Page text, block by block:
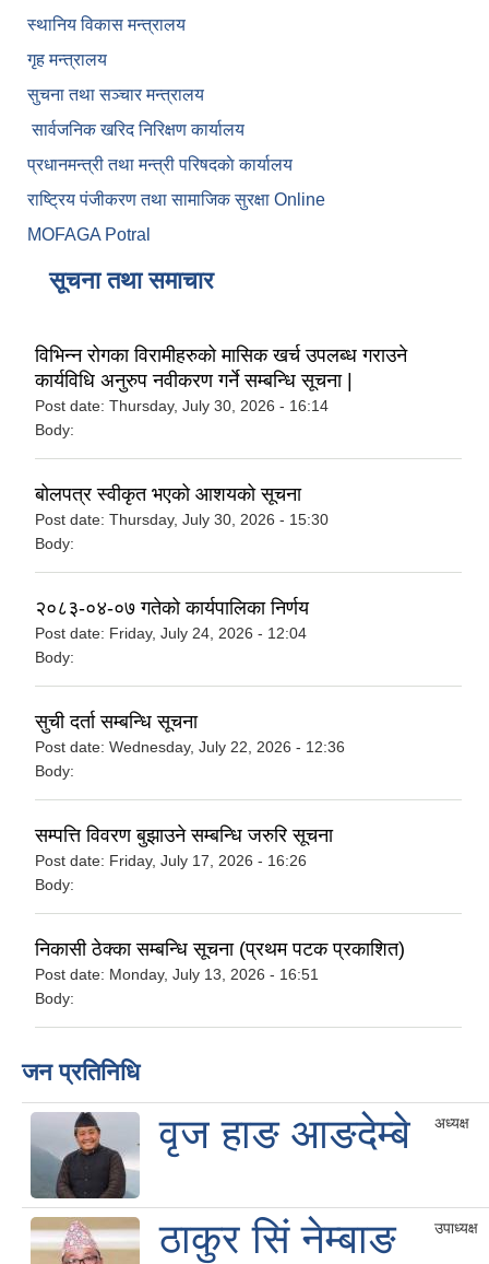
स्थानिय विकास मन्त्रालय
गृह मन्त्रालय
सुचना तथा सञ्चार मन्त्रालय
सार्वजनिक खरिद निरिक्षण कार्यालय
प्रधानमन्त्री तथा मन्त्री परिषदकाे कार्यालय
राष्ट्रिय पंजीकरण तथा सामाजिक सुरक्षा Online
MOFAGA Potral
सूचना तथा समाचार
विभिन्न रोगका विरामीहरुको मासिक खर्च उपलब्ध गराउने
कार्यविधि अनुरुप नवीकरण गर्ने सम्बन्धि सूचना |
Post date: Thursday, July 30, 2026 - 16:14
Body:
बोलपत्र स्वीकृत भएको आशयको सूचना
Post date: Thursday, July 30, 2026 - 15:30
Body:
२०८३-०४-०७ गतेको कार्यपालिका निर्णय
Post date: Friday, July 24, 2026 - 12:04
Body:
सुची दर्ता सम्बन्धि सूचना
Post date: Wednesday, July 22, 2026 - 12:36
Body:
सम्पत्ति विवरण बुझाउने सम्बन्धि जरुरि सूचना
Post date: Friday, July 17, 2026 - 16:26
Body:
निकासी ठेक्का सम्बन्धि सूचना (प्रथम पटक प्रकाशित)
Post date: Monday, July 13, 2026 - 16:51
Body:
जन प्रतिनिधि
वृज हाङ आङदेम्बे अध्यक्ष
ठाकुर सिं नेम्बाङ उपाध्यक्ष